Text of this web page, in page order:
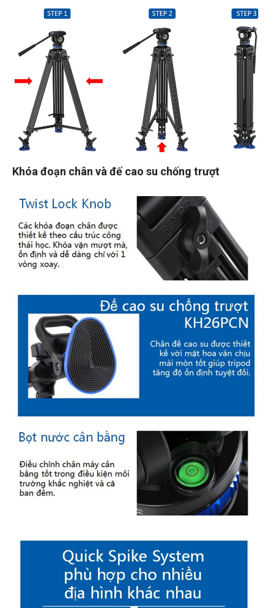
Khóa đoạn chân và đế cao su chống trượt